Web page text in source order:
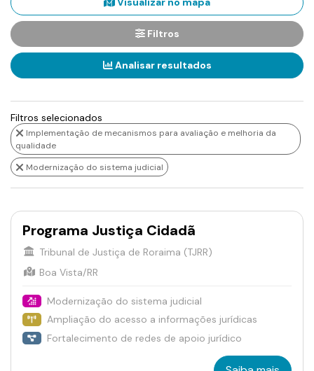
Filtros
Analisar resultados
Filtros selecionados
Implementação de mecanismos para avaliação e melhoria da
qualidade
Modernização do sistema judicial
Programa Justiça Cidadã
Tribunal de Justiça de Roraima (TJRR)
Boa Vista/RR
Modernização do sistema judicial
Ampliação do acesso a informações jurídicas
Fortalecimento de redes de apoio jurídico